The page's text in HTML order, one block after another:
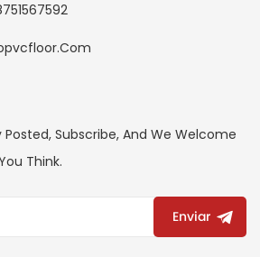
Posted, Subscribe, And We Welcome
Think.
Enviar